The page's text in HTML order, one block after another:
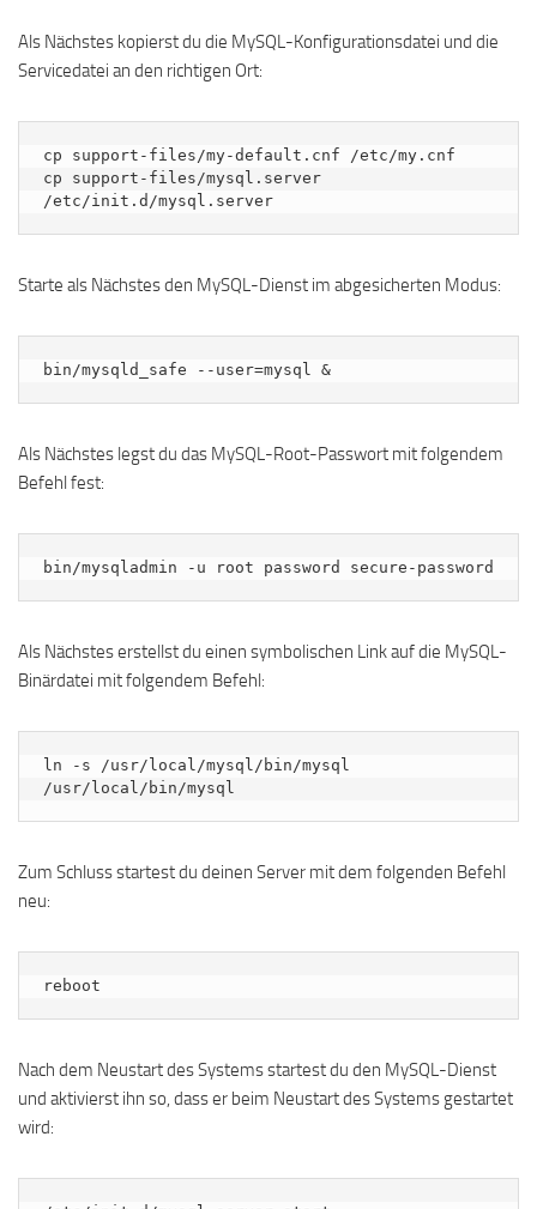
Als Nächstes kopierst du die MySQL-Konfigurationsdatei und die
Servicedatei an den richtigen Ort:
cp support-files/my-default.cnf /etc/my.cnf
cp support-files/mysql.server
/etc/init.d/mysql.server
Starte als Nächstes den MySQL-Dienst im abgesicherten Modus:
bin/mysqld_safe --user=mysql &
Als Nächstes legst du das MySQL-Root-Passwort mit folgendem
Befehl fest:
bin/mysqladmin -u root password secure-password
Als Nächstes erstellst du einen symbolischen Link auf die MySQL-
Binärdatei mit folgendem Befehl:
ln -s /usr/local/mysql/bin/mysql
/usr/local/bin/mysql
Zum Schluss startest du deinen Server mit dem folgenden Befehl
neu:
reboot
Nach dem Neustart des Systems startest du den MySQL-Dienst
und aktivierst ihn so, dass er beim Neustart des Systems gestartet
wird: